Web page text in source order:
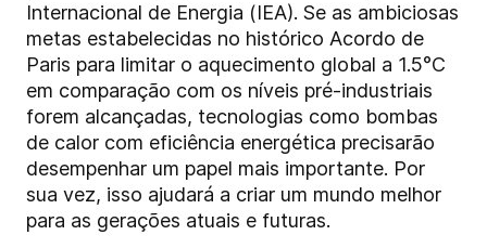
Internacional de Energia (IEA). Se as ambiciosas
metas estabelecidas no histórico Acordo de
Paris para limitar o aquecimento global a 1.5°C
em comparação com os níveis pré-industriais
forem alcançadas, tecnologias como bombas
de calor com eficiência energética precisarão
desempenhar um papel mais importante. Por
sua vez, isso ajudará a criar um mundo melhor
para as gerações atuais e futuras.